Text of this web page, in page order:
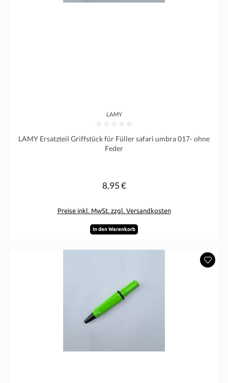
LAMY
LAMY Ersatzteil Griffstück für Füller safari umbra 017- ohne
Feder
Regulärer Preis:
8,95 €
Preise inkl. MwSt. zzgl. Versandkosten
In den Warenkorb